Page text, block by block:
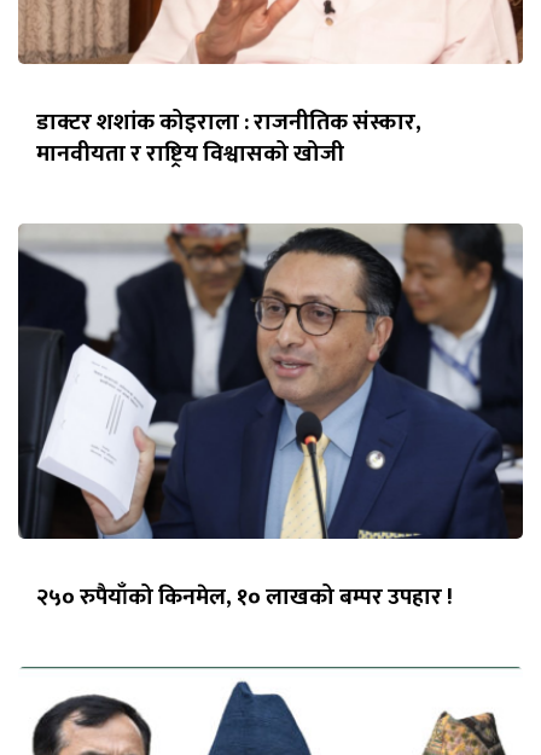
डाक्टर शशांक कोइराला : राजनीतिक संस्कार,
मानवीयता र राष्ट्रिय विश्वासको खोजी
२५० रुपैयाँको किनमेल, १० लाखको बम्पर उपहार !